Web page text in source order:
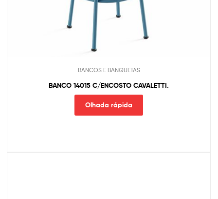
BANCOS E BANQUETAS
BANCO 14015 C/ENCOSTO CAVALETTI.
Olhada rápida